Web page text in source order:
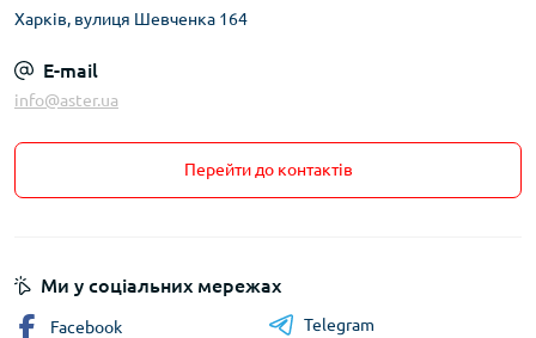
Харків, вулиця Шевченка 164
E-mail
info@aster.ua
Перейти до контактів
Ми у соціальних мережах
Facebook
Telegram